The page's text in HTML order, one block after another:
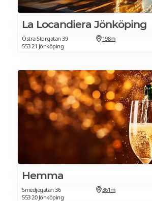
La Locandiera Jönköping
Östra Storgatan 39
553 21 Jönköping
198m
Hemma
Smedjegatan 36
553 20 Jönköping
361m